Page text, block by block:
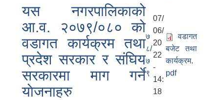
यस नगरपालिकाको
आ.व. २०७९/०८० को
वडागत कार्यक्रम तथा
प्रदेश सरकार र संघिय
सरकारमा माग गर्ने
याेजनाहरु
७
८/
७
९
07/
06/
20
22
-
14:
18
वडागत
बजेट तथा
कार्यक्रम.
pdf